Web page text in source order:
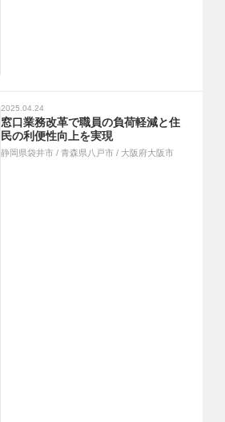
2025.04.24
窓口業務改革で職員の負荷軽減と住
民の利便性向上を実現
静岡県袋井市 / 青森県八戸市 / 大阪府大阪市